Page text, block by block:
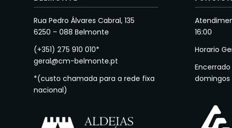
Rua Pedro Álvares Cabral, 135
6250 – 088 Belmonte
(+351) 275 910 010*
geral@cm-belmonte.pt
*(custo chamada para a rede fixa
nacional)
16:00
Horario
domingos